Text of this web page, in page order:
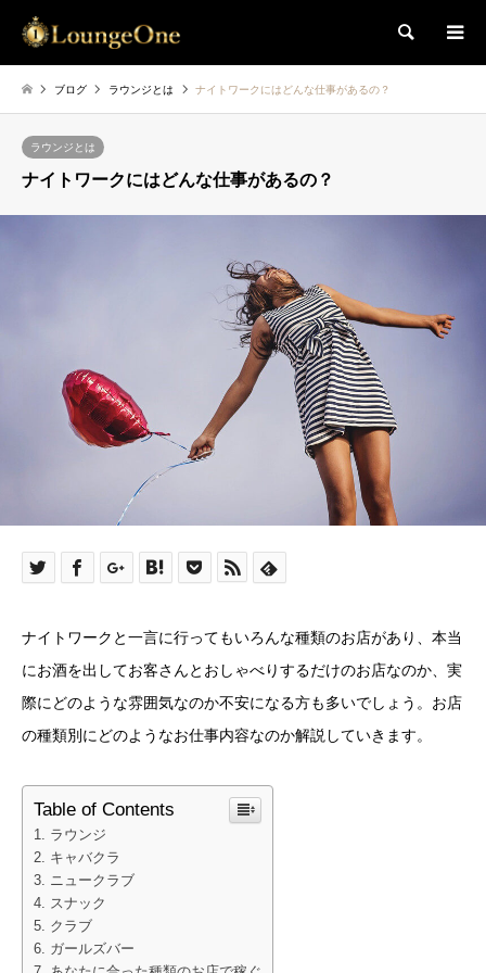
検索
ブログ ラウンジとは ナイトワークにはどんな仕事があるの？
ラウンジとは
ナイトワークにはどんな仕事があるの？
ナイトワークと一言に行ってもいろんな種類のお店があり、本当
にお酒を出してお客さんとおしゃべりするだけのお店なのか、実
際にどのような雰囲気なのか不安になる方も多いでしょう。お店
の種類別にどのようなお仕事内容なのか解説していきます。
Table of Contents
ラウンジ
キャバクラ
ニュークラブ
スナック
クラブ
ガールズバー